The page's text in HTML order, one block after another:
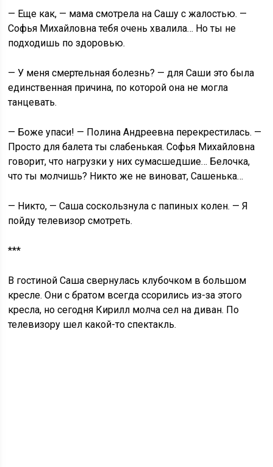
— Еще как, — мама смотрела на Сашу с жалостью. —
Софья Михайловна тебя очень хвалила… Но ты не
подходишь по здоровью.
— У меня смертельная болезнь? — для Саши это была
единственная причина, по которой она не могла
танцевать.
— Боже упаси! — Полина Андреевна перекрестилась. —
Просто для балета ты слабенькая. Софья Михайловна
говорит, что нагрузки у них сумасшедшие… Белочка,
что ты молчишь? Никто же не виноват, Сашенька…
— Никто, — Саша соскользнула с папиных колен. — Я
пойду телевизор смотреть.
***
В гостиной Саша свернулась клубочком в большом
кресле. Они с братом всегда ссорились из-за этого
кресла, но сегодня Кирилл молча сел на диван. По
телевизору шел какой-то спектакль.